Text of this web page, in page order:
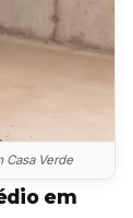
Verde
em